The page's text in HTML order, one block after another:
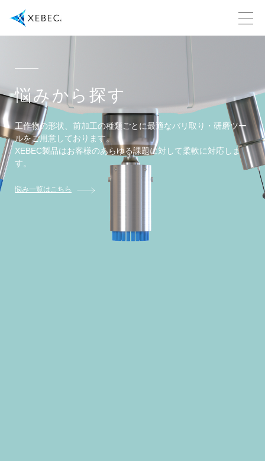
悩みから探す
工作物の形状、前加工の種類ごとに最適なバリ取り・研磨ツー
ルをご用意しております。
XEBEC製品はお客様のあらゆる課題に対して柔軟に対応しま
す。
悩み一覧はこちら